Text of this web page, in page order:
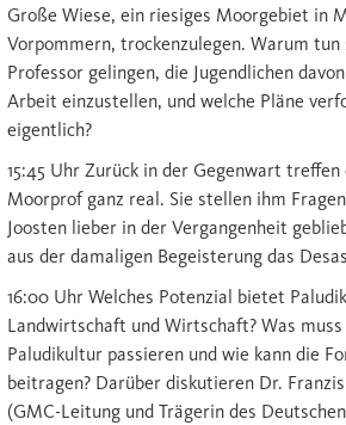
Große Wiese, ein riesiges Moorgebiet in
Vorpommern, trockenzulegen. Warum tun
Professor gelingen, die Jugendlichen
Arbeit einzustellen, und welche Pläne
eigentlich?
15:45 Uhr Zurück in der Gegenwart treffen
Moorprof ganz real. Sie stellen ihm
Joosten lieber in der Vergangenheit
aus der damaligen Begeisterung das
16:00 Uhr Welches Potenzial bietet
Landwirtschaft und Wirtschaft? Was
Paludikultur passieren und wie kann die
beitragen? Darüber diskutieren Dr.
(GMC-Leitung und Trägerin des